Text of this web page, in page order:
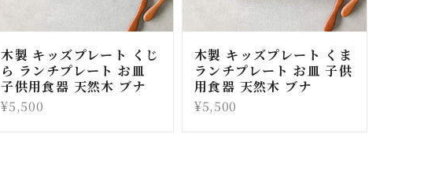
木製 キッズプレート くじ
ら ランチプレート お皿
子供用食器 天然木 ブナ
¥5,500
木製 キッズプレート くま
ランチプレート お皿 子供
用食器 天然木 ブナ
¥5,500